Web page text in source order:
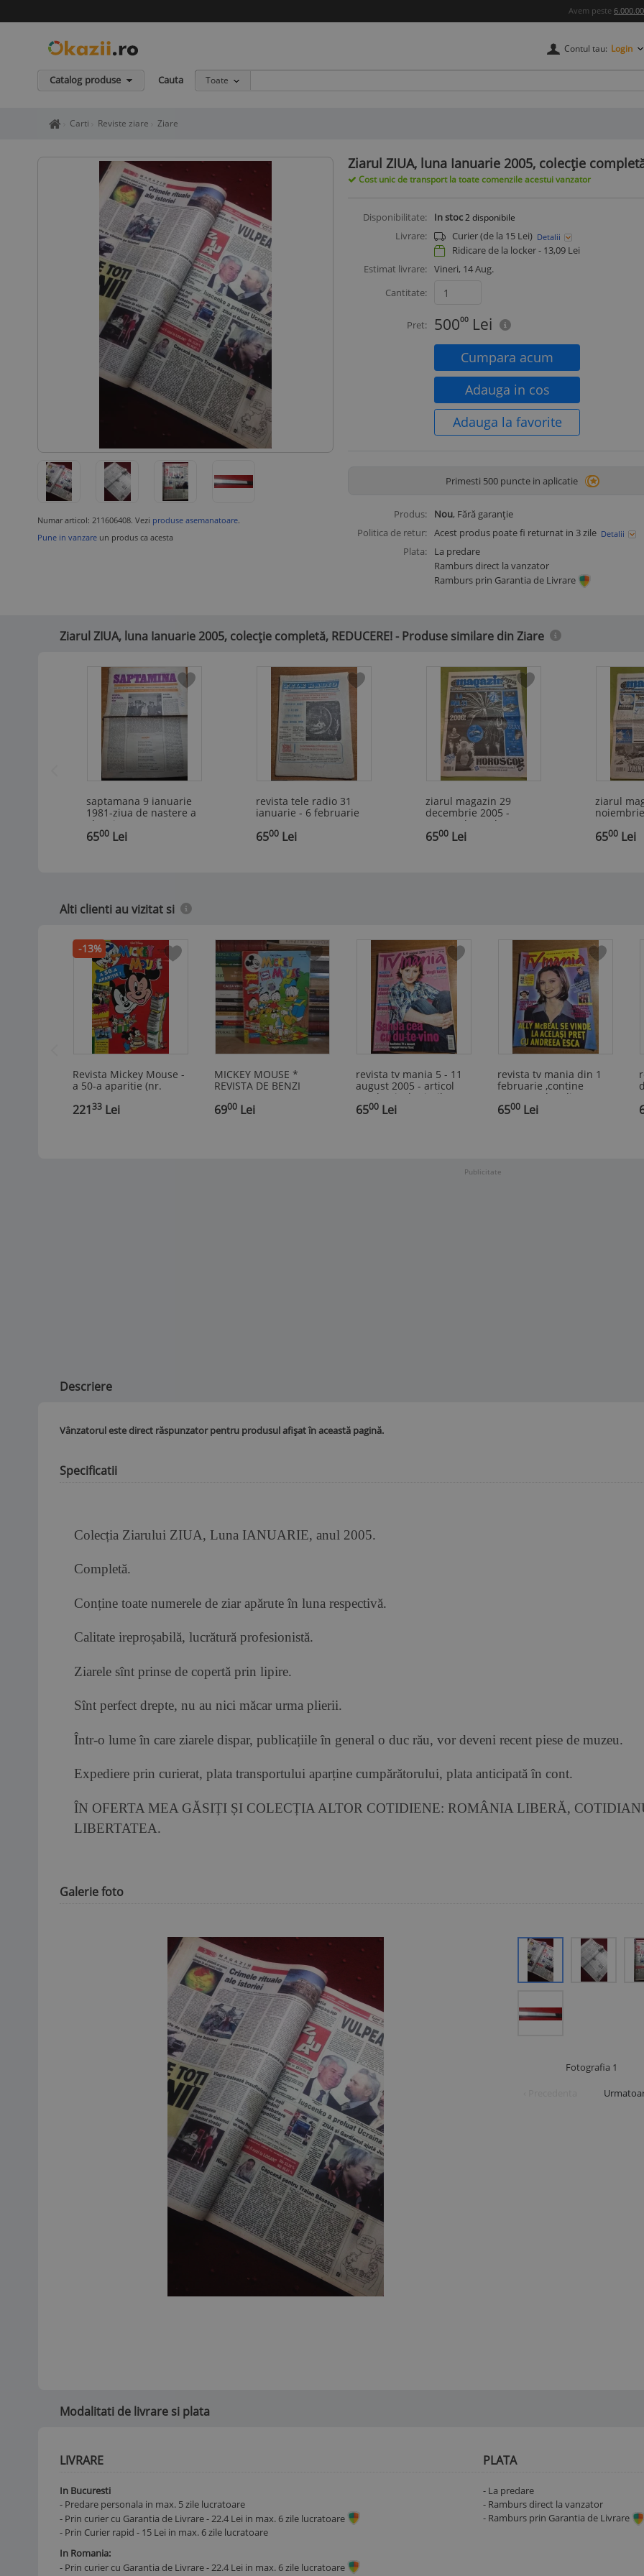
Avem peste
Contul tau: Login
Catalog produse Cauta Toate
Home page okazii.ro - Cumperi in siguranta de la vanzatori de incredere
Carti Reviste ziare Ziare
Numar articol: 211606408. Vezi produse asemanatoare.
Pune in vanzare un produs ca acesta
Ziarul ZIUA, luna Ianuarie 2005, colecție
Cost unic de transport la toate comenzile acestui vanzator
Disponibilitate: In stoc2disponibile
Livrare: Curier (de la 15 Lei) Detalii
Ridicare de la locker - 13,09 Lei
Estimat livrare: Vineri, 14 Aug.
Cantitate:
Pret: 50000 Lei
Cumpara acum
Adauga in cos
Adauga la favorite
Primesti 500 puncte in aplicatie
Produs: Nou, Fără garanție
Politica de retur: Acest produs poate fi returnat in 3 zile Detalii
Plata:
La predare
Ramburs direct la vanzator
Ramburs prin Garantia de Livrare
Ziarul ZIUA, luna Ianuarie 2005, colecție completă, REDUCERE! - Produse similare din Ziare
saptamana 9 ianuarie
1981-ziua de nastere a
elenei ceausescu
6500 Lei
revista tele radio 31
ianuarie - 6 februarie
6500 Lei
ziarul magazin 29
decembrie 2005 -
numar de anul nou
6500 Lei
ziarul
6500 Lei
Alti clienti au vizitat si
-13%
Revista Mickey Mouse -
a 50-a aparitie (nr.
22133Lei
MICKEY MOUSE *
REVISTA DE BENZI
ROMANIA , NR. 7 / 1996
6900Lei
revista tv mania 5 - 11
august 2005 - articol
sanda nicola,virgil
iantu,billy idol
6500Lei
revista tv mania din 1
februarie ,contine
programul tv din 5 - 11
februarie 1999 - maia
6500Lei
Publicitate
Descriere
Vânzatorul este direct răspunzator pentru produsul afișat în această pagină.
Specificatii
Colecția Ziarului ZIUA, Luna IANUARIE, anul 2005.
Completă.
Conține toate numerele de ziar apărute în luna respectivă.
Calitate ireproșabilă, lucrătură profesionistă.
Ziarele sînt prinse de copertă prin lipire.
Sînt perfect drepte, nu au nici măcar urma plierii.
Într-o lume în care ziarele dispar, publicațiile în general o duc rău, vor deveni recent piese de muzeu.
Expediere prin curierat, plata transportului aparține cumpărătorului, plata anticipată în cont.
ÎN OFERTA MEA GĂSIȚI ȘI COLECȚIA ALTOR COTIDIENE: ROMÂNIA LIBERĂ,
LIBERTATEA.
Galerie foto
Fotografia 1
Modalitati de livrare si plata
LIVRARE
In Bucuresti
- Predare personala in max. 5 zile lucratoare
- Prin curier cu Garantia de Livrare - 22.4 Lei in max. 6 zile lucratoare
- Prin Curier rapid - 15 Lei in max. 6 zile lucratoare
In Romania:
- Prin curier cu Garantia de Livrare - 22.4 Lei in max. 6 zile lucratoare
PLATA
- La predare
- Ramburs direct la vanzator
- Ramburs prin Garantia de Livrare